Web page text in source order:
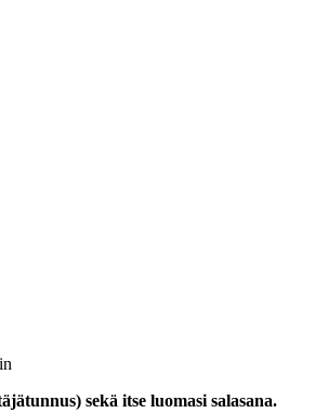
sekä itse luomasi salasana.